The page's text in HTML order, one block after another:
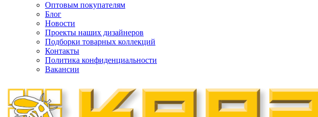
Оптовым покупателям
Блог
Новости
Проекты наших дизайнеров
Подборки товарных коллекций
Контакты
Политика конфиденциальности
Вакансии